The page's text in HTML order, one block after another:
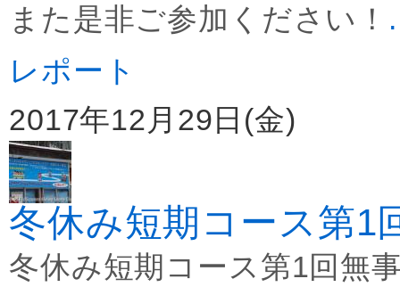
また是非ご参加ください！
レポート
2017年12月29日(金)
冬休み短期コース第1
冬休み短期コース第1回無